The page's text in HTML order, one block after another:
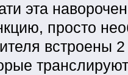
эта
просто
встроены